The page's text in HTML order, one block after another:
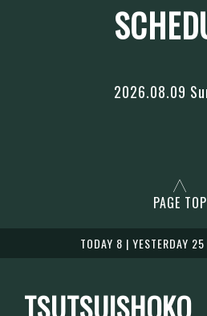
2026.08.09
PAGE TOP
TODAY 8 | YESTERDAY